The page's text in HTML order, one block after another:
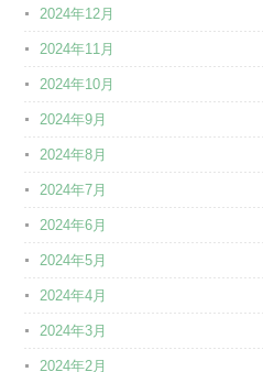
2024年12月
2024年11月
2024年10月
2024年9月
2024年8月
2024年7月
2024年6月
2024年5月
2024年4月
2024年3月
2024年2月